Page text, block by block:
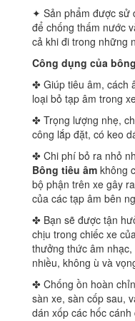
✦ Sản phẩm được sử
để chống thấm nước
cả khi đi trong những
Công dụng của
✤ Giúp tiêu âm, cách
loại bỏ tạp âm trong
✤ Trọng lượng nhẹ,
công lắp đặt, có keo
✤ Chi phí bỏ ra nhỏ
Bông tiêu âm không
bộ phận trên xe gây
của các tạp âm bên
✤ Bạn sẽ được tận
chịu trong chiếc xe
thưởng thức âm
nhiều, không ù và
✤ Chống ồn hoàn
sàn xe, sàn cốp sau,
dán xốp các hốc cánh